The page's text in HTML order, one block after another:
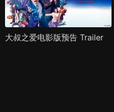
大叔之爱电影版预告 Trailer